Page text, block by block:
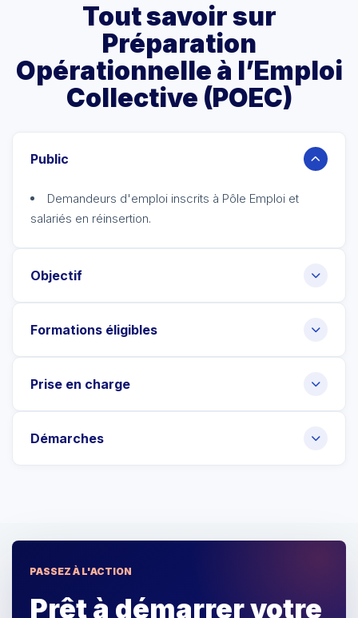
Tout savoir sur
Préparation
Opérationnelle à l’Emploi
Collective (POEC)
Public
Demandeurs d'emploi inscrits à Pôle Emploi et
salariés en réinsertion.
Objectif
Formations éligibles
Prise en charge
Démarches
PASSEZ À L'ACTION
Prêt à démarrer votre